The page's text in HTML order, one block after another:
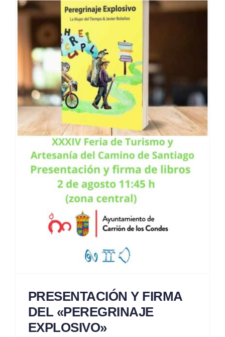
PRESENTACIÓN Y FIRMA
DEL «PEREGRINAJE
EXPLOSIVO»